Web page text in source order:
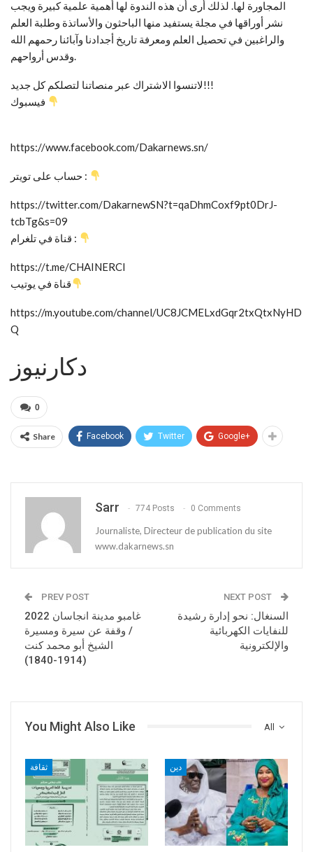
المجاورة لها. لذلك أرى أن هذه الندوة لها أهمية علمية كبيرة ويجب
نشر أوراقها في مجلة يستفيد منها الباحثون والأساتذة وطلبة العلم
والراغبين في تحصيل العلم ومعرفة تاريخ أجدادنا وآبائنا رحمهم الله
وقدس أرواحهم.
لاتنسوا الاشتراك عبر منصاتنا لتصلكم كل جديد!!!
https://www.facebook.com/Dakarnews.sn/
حساب على تويتر :
https://twitter.com/DakarnewSN?t=qaDhmCoxf9pt0DrJ-
tcbTg&s=09
قناة في تلغرام :
https://t.me/CHAINERCI
قناة في يوتيب
https://m.youtube.com/channel/UC8JCMELxdGqr2txQtxNyHD
Q
دكارنيوز
0
Share Facebook Twitter Google+
Sarr 774 Posts 0 Comments
Journaliste, Directeur de publication du site
www.dakarnews.sn
PREV POST
غامبو مدينة انجاسان 2022
/ وقفة عن سيرة ومسيرة
الشيخ أبو محمد كنت
(1914-1840)
NEXT POST
السنغال: نحو إدارة رشيدة
للنفايات الكهربائية
والإلكترونية
All
You Might Also Like
ثقافة دين